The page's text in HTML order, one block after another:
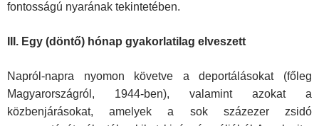
fontosságú nyarának tekintetében.
III. Egy (döntő) hónap gyakorlatilag elveszett
Napról-napra nyomon követve a deportálásokat (főleg
Magyarországról, 1944-ben), valamint azokat a
közbenjárásokat, amelyek a sok százezer zsidó